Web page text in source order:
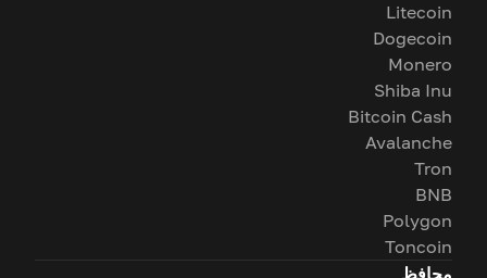
Litecoin
Dogecoin
Monero
Shiba Inu
Bitcoin Cash
Avalanche
Tron
BNB
Polygon
Toncoin
محافظ